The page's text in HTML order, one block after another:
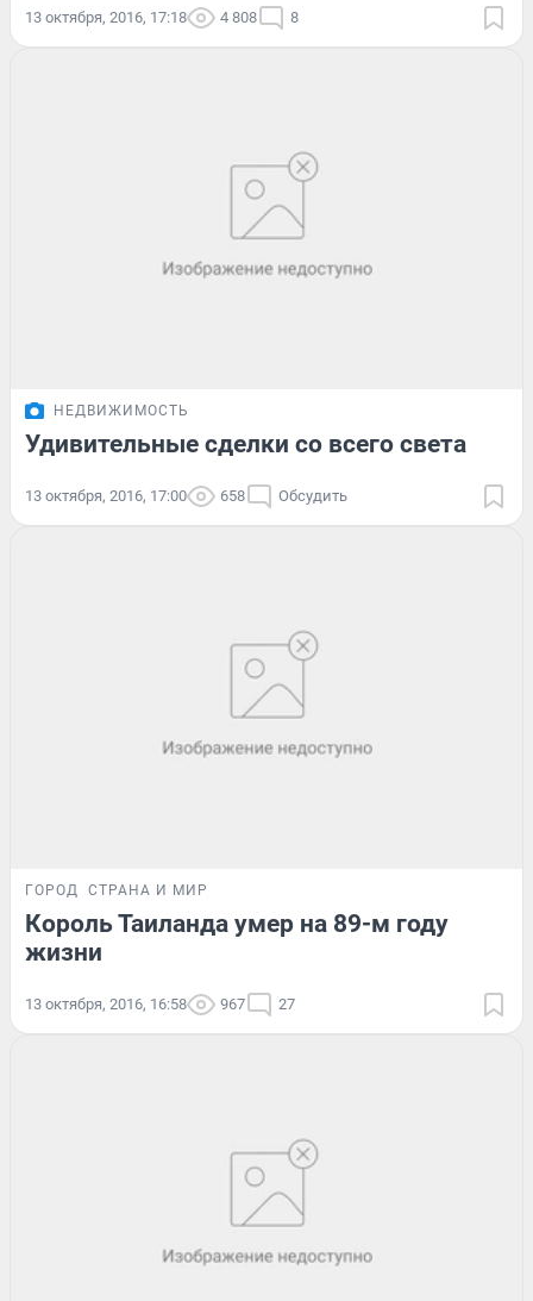
13 октября, 2016, 17:18 4 808 8
НЕДВИЖИМОСТЬ
Удивительные сделки со всего света
13 октября, 2016, 17:00 658 Обсудить
ГОРОД СТРАНА И МИР
Король Таиланда умер на 89-м году
жизни
13 октября, 2016, 16:58 967 27